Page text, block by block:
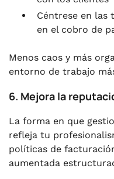
Céntrese en las
en el cobro de
Menos caos y más
entorno de trabajo
6. Mejora la
La forma en que
refleja tu
políticas de
aumentada